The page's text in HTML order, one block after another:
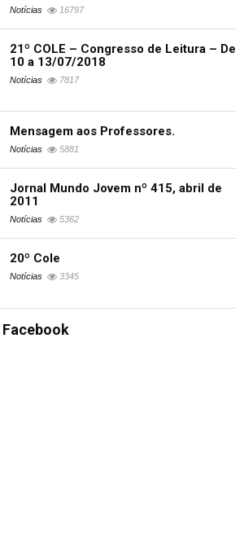
Notícias 16797
21º COLE – Congresso de Leitura – De
10 a 13/07/2018
Notícias 7817
Mensagem aos Professores.
Notícias 5881
Jornal Mundo Jovem nº 415, abril de
2011
Notícias 5362
20º Cole
Notícias 3345